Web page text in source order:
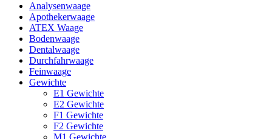
Analysenwaage
Apothekerwaage
ATEX Waage
Bodenwaage
Dentalwaage
Durchfahrwaage
Feinwaage
Gewichte
E1 Gewichte
E2 Gewichte
F1 Gewichte
F2 Gewichte